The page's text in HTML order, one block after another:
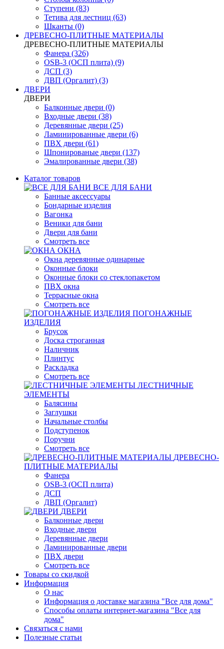
Ступени (83)
Тетива для лестниц (63)
Шканты (0)
ДРЕВЕСНО-ПЛИТНЫЕ МАТЕРИАЛЫ
ДРЕВЕСНО-ПЛИТНЫЕ МАТЕРИАЛЫ
Фанера (326)
OSB-3 (ОСП плита) (9)
ДСП (3)
ДВП (Оргалит) (3)
ДВЕРИ
ДВЕРИ
Балконные двери (0)
Входные двери (38)
Деревянные двери (25)
Ламинированные двери (6)
ПВХ двери (61)
Шпонированые двери (137)
Эмалированные двери (38)
Каталог товаров
ВСЕ ДЛЯ БАНИ
Банные аксессуары
Бондарные изделия
Вагонка
Веники для бани
Двери для бани
Смотреть все
ОКНА
Окна деревянные одинарные
Оконные блоки
Оконные блоки со стеклопакетом
ПВХ окна
Террасные окна
Смотреть все
ПОГОНАЖНЫЕ
ИЗДЕЛИЯ
Брусок
Доска строганная
Наличник
Плинтус
Раскладка
Смотреть все
ЛЕСТНИЧНЫЕ
ЭЛЕМЕНТЫ
Балясины
Заглушки
Начальные столбы
Подступенок
Поручни
Смотреть все
ДРЕВЕСНО-
ПЛИТНЫЕ МАТЕРИАЛЫ
Фанера
OSB-3 (ОСП плита)
ДСП
ДВП (Оргалит)
ДВЕРИ
Балконные двери
Входные двери
Деревянные двери
Ламинированные двери
ПВХ двери
Смотреть все
Товары со скидкой
Информация
О нас
Информация о доставке магазина "Все для дома"
Способы оплаты интернет-магазина "Все для
дома"
Связаться с нами
Полезные статьи